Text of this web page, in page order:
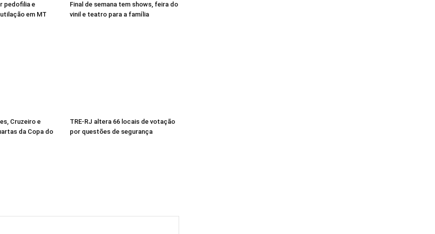
pedofilia e
em MT
Final de semana tem shows, feira do
vinil e teatro para a família
Cruzeiro e
da Copa do
TRE-RJ altera 66 locais de votação
por questões de segurança